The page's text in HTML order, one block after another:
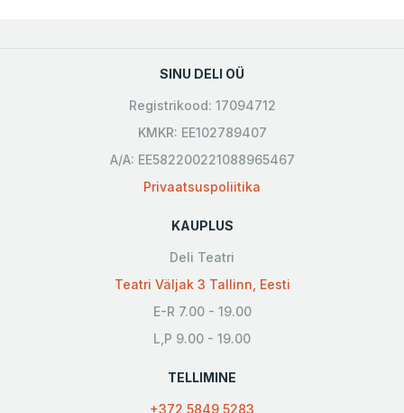
SINU DELI OÜ
Registrikood: 17094712
KMKR: EE102789407
A/A: EE582200221088965467
Privaatsuspoliitika
KAUPLUS
Deli Teatri
Teatri Väljak 3 Tallinn, Eesti
E-R 7.00 - 19.00
L,P 9.00 - 19.00
TELLIMINE
+372 5849 5283